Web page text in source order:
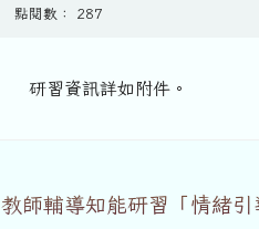
點閱數： 287
研習資訊詳如附件。
教師輔導知能研習「情緒引